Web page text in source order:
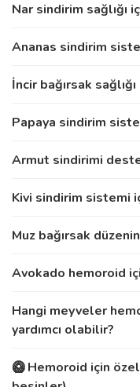
Nar sindirim sağlığı
Ananas sindirim
İncir bağırsak
Papaya sindirim
Armut sindirimi
Kivi sindirim sistemi
Muz bağırsak
Avokado hemoroid
Hangi meyveler
yardımcı olabilir?
🥝 Hemoroid için